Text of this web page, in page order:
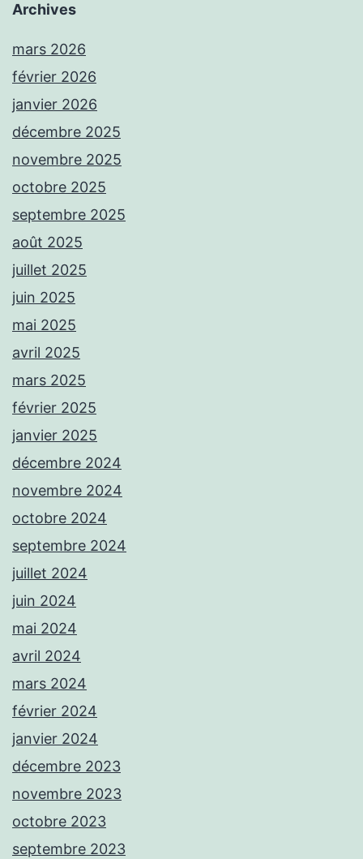
Archives
mars 2026
février 2026
janvier 2026
décembre 2025
novembre 2025
octobre 2025
septembre 2025
août 2025
juillet 2025
juin 2025
mai 2025
avril 2025
mars 2025
février 2025
janvier 2025
décembre 2024
novembre 2024
octobre 2024
septembre 2024
juillet 2024
juin 2024
mai 2024
avril 2024
mars 2024
février 2024
janvier 2024
décembre 2023
novembre 2023
octobre 2023
septembre 2023